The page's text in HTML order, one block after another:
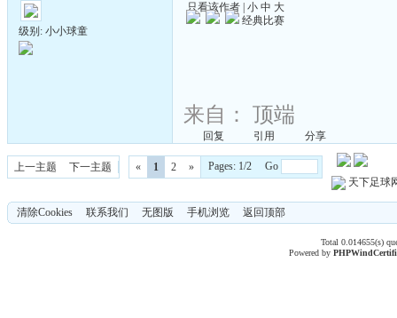
级别: 小小球童
只看该作者 小 中 大
经典比赛
来自： 顶端
回复 引用 分享
上一主题 下一主题 « 1 2 »
Pages: 1/2 Go
天下足球
清除Cookies 联系我们 无图版 手机浏览 返回顶部
Total 0.014655(s)
Powered byPHPWind